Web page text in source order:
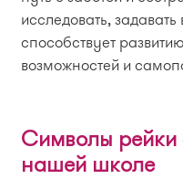
исследовать,
способствует
возможностей и
Символы рейки
нашей школе